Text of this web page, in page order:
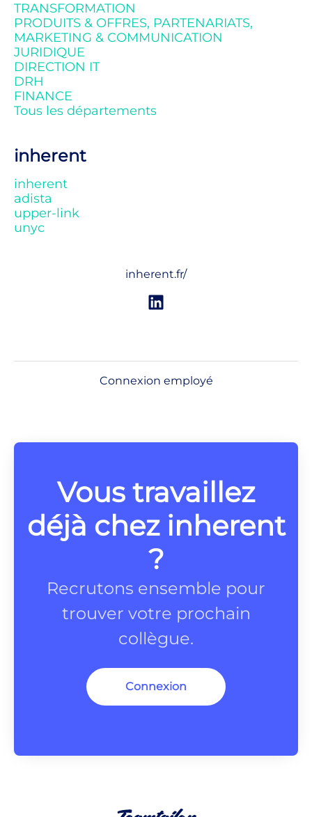
TRANSFORMATION
PRODUITS & OFFRES, PARTENARIATS,
MARKETING & COMMUNICATION
JURIDIQUE
DIRECTION IT
DRH
FINANCE
Tous les départements
inherent
inherent
adista
upper-link
unyc
inherent.fr/
Connexion employé
Vous travaillez
déjà chez inherent
?
Recrutons ensemble pour
trouver votre prochain
collègue.
Connexion